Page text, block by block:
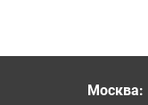
Москва: